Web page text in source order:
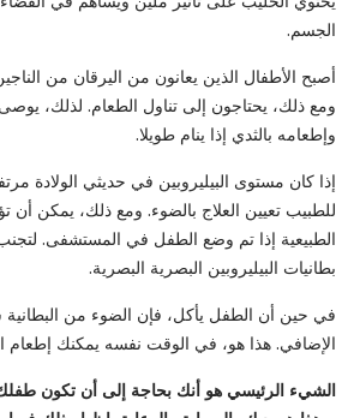
الجسم.
أصبح الأطفال الذين يعانون من اليرقان من
ومع ذلك، يحتاجون إلى تناول الطعام. لذلك، يوصى
وإطعامه بالثدي إذا ينام طويلا.
إذا كان مستوى البيليروبين في حديثي الولادة
للطبيب تعيين العلاج بالضوء. ومع ذلك، يمكن أن
الطبيعية إذا تم وضع الطفل في المستشفى.
بطانيات البيليروبين البصرية البصرية.
في حين أن الطفل يأكل، فإن الضوء من البطانية
الإضافي. هذا هو، في الوقت نفسه يمكنك إطعام
الشيء الرئيسي هو أنك بحاجة إلى أن تكون